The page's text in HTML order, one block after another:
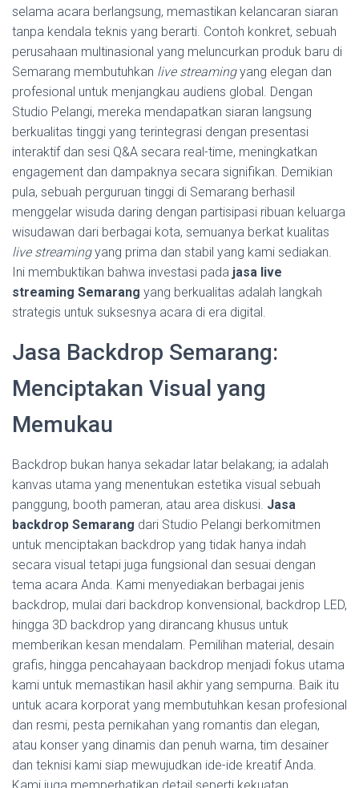
selama acara berlangsung, memastikan kelancaran siaran
tanpa kendala teknis yang berarti. Contoh konkret, sebuah
perusahaan multinasional yang meluncurkan produk baru di
Semarang membutuhkan live streamingyang elegan dan
profesional untuk menjangkau audiens global. Dengan
Studio Pelangi, mereka mendapatkan siaran langsung
berkualitas tinggi yang terintegrasi dengan presentasi
interaktif dan sesi Q&A secara real-time, meningkatkan
engagement dan dampaknya secara signifikan. Demikian
pula, sebuah perguruan tinggi di Semarang berhasil
menggelar wisuda daring dengan partisipasi ribuan keluarga
wisudawan dari berbagai kota, semuanya berkat kualitas
live streamingyang prima dan stabil yang kami sediakan.
Ini membuktikan bahwa investasi pada jasa live
streaming Semarang yang berkualitas adalah langkah
strategis untuk suksesnya acara di era digital.
Jasa Backdrop Semarang:
Menciptakan Visual yang
Memukau
Backdrop bukan hanya sekadar latar belakang; ia adalah
kanvas utama yang menentukan estetika visual sebuah
panggung, booth pameran, atau area diskusi. Jasa
backdrop Semarang dari Studio Pelangi berkomitmen
untuk menciptakan backdrop yang tidak hanya indah
secara visual tetapi juga fungsional dan sesuai dengan
tema acara Anda. Kami menyediakan berbagai jenis
backdrop, mulai dari backdrop konvensional, backdrop LED,
hingga 3D backdrop yang dirancang khusus untuk
memberikan kesan mendalam. Pemilihan material, desain
grafis, hingga pencahayaan backdrop menjadi fokus utama
kami untuk memastikan hasil akhir yang sempurna. Baik itu
untuk acara korporat yang membutuhkan kesan profesional
dan resmi, pesta pernikahan yang romantis dan elegan,
atau konser yang dinamis dan penuh warna, tim desainer
dan teknisi kami siap mewujudkan ide-ide kreatif Anda.